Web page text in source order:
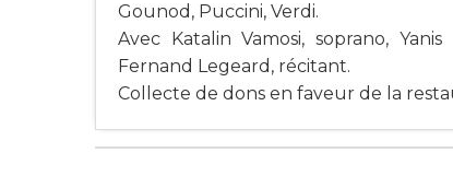
Gounod, Puccini, Verdi.
Avec Katalin Vamosi, soprano,
Fernand Legeard, récitant.
Collecte de dons en faveur de la